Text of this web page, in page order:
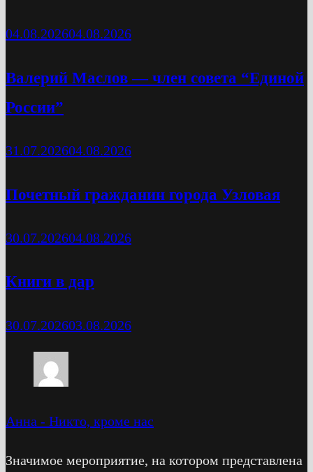
04.08.202604.08.2026
Валерий Маслов — член совета “Единой
России”
31.07.202604.08.2026
Почетный гражданин города Узловая
30.07.202604.08.2026
Книги в дар
30.07.202603.08.2026
Анна - Никто, кроме нас
Значимое мероприятие, на котором представлена